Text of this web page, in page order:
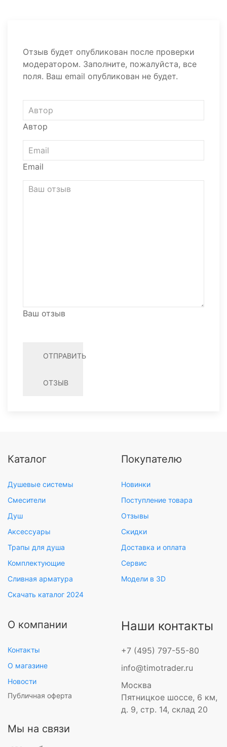
Отзыв будет опубликован после проверки
модератором. Заполните, пожалуйста, все
поля. Ваш email опубликован не будет.
Автор
Email
Ваш отзыв
ОТПРАВИТЬ
ОТЗЫВ
Каталог
Душевые системы
Смесители
Душ
Аксессуары
Трапы для душа
Комплектующие
Сливная арматура
Скачать каталог 2024
Покупателю
Новинки
Поступление товара
Отзывы
Скидки
Доставка и оплата
Сервис
Модели в 3D
О компании
Контакты
О магазине
Новости
Публичная оферта
Мы на связи
Наши контакты
+7 (495) 797-55-80
info@timotrader.ru
Москва
Пятницкое шоссе, 6 км,
д. 9, стр. 14, склад 20